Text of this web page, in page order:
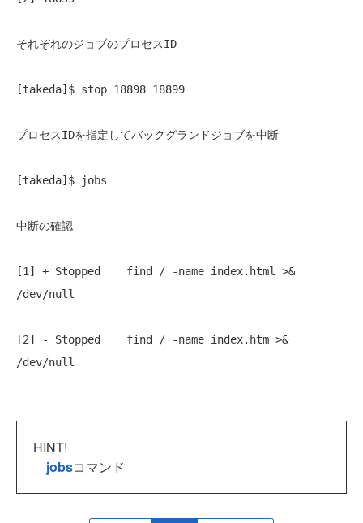
それぞれのジョブのプロセスID
[takeda]$ stop 18898 18899
プロセスIDを指定してバックグランドジョブを中断
[takeda]$ jobs
中断の確認
[1] + Stopped    find / -name index.html >&
/dev/null
[2] - Stopped    find / -name index.htm >&
/dev/null
HINT!
jobsコマンド